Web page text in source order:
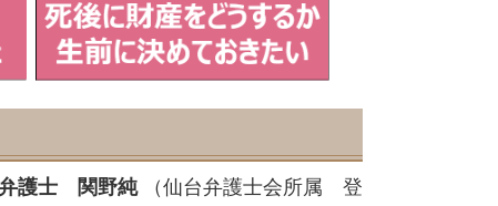
護士 関野純（仙台弁護士会所属 登